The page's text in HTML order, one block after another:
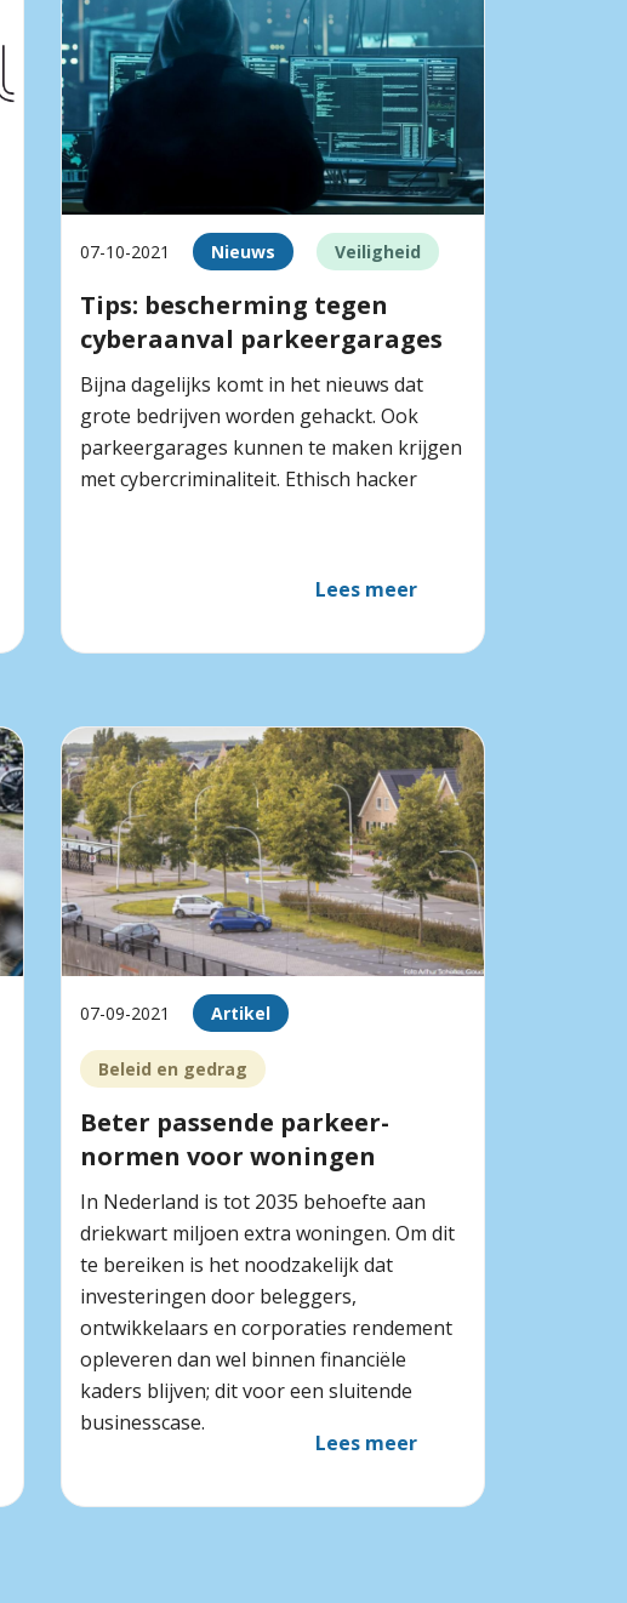
07-10-2021 Nieuws Veiligheid
Tips: bescherming tegen
cyberaanval parkeergarages
Bijna dagelijks komt in het nieuws dat
grote bedrijven worden gehackt. Ook
parkeergarages kunnen te maken krijgen
met cybercriminaliteit. Ethisch hacker
Lees meer
07-09-2021 Artikel
Beleid en gedrag
Beter passende parkeer­
normen voor woningen
In Nederland is tot 2035 behoefte aan
driekwart miljoen extra woningen. Om dit
te bereiken is het noodzakelijk dat
investeringen door beleggers,
ontwikkelaars en corporaties rendement
opleveren dan wel binnen financiële
kaders blijven; dit voor een sluitende
businesscase.
Lees meer